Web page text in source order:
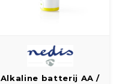
Alkaline batterij AA /